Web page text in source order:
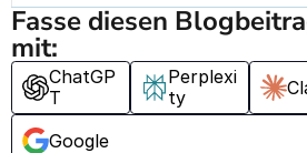
Fasse diesen
mit:
ChatGP
T
Perplexi
ty
Google